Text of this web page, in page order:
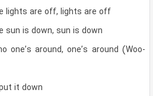
lights are off, lights are off
sun is down, sun is down
one’s around, one’s around (Woo-
it down